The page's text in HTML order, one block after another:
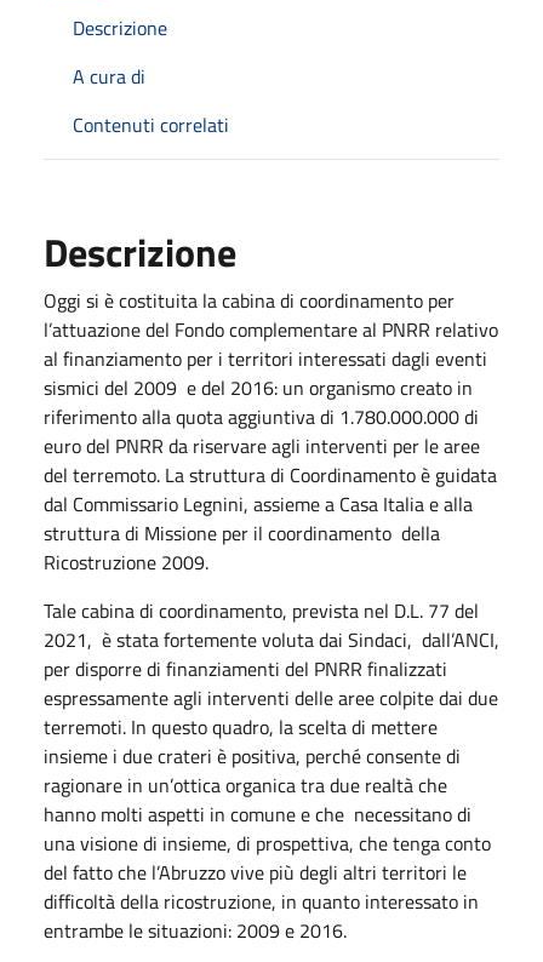
Descrizione
A cura di
Contenuti correlati
Descrizione
Oggi si è costituita la cabina di coordinamento per
l’attuazione del Fondo complementare al PNRR relativo
al finanziamento per i territori interessati dagli eventi
sismici del 2009 e del 2016: un organismo creato in
riferimento alla quota aggiuntiva di 1.780.000.000 di
euro del PNRR da riservare agli interventi per le aree
del terremoto. La struttura di Coordinamento è guidata
dal Commissario Legnini, assieme a Casa Italia e alla
struttura di Missione per il coordinamento della
Ricostruzione 2009.
Tale cabina di coordinamento, prevista nel D.L. 77 del
2021, è stata fortemente voluta dai Sindaci, dall’ANCI,
per disporre di finanziamenti del PNRR finalizzati
espressamente agli interventi delle aree colpite dai due
terremoti. In questo quadro, la scelta di mettere
insieme i due crateri è positiva, perché consente di
ragionare in un’ottica organica tra due realtà che
hanno molti aspetti in comune e che necessitano di
una visione di insieme, di prospettiva, che tenga conto
del fatto che l’Abruzzo vive più degli altri territori le
difficoltà della ricostruzione, in quanto interessato in
entrambe le situazioni: 2009 e 2016.